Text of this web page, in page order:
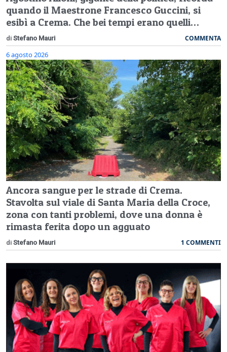
quando il Maestrone Francesco Guccini, si
esibì a Crema. Che bei tempi erano quelli…
di Stefano Mauri COMMENTA
6 agosto 2026
Ancora sangue per le strade di Crema.
Stavolta sul viale di Santa Maria della Croce,
zona con tanti problemi, dove una donna è
rimasta ferita dopo un agguato
di Stefano Mauri 1 COMMENTI